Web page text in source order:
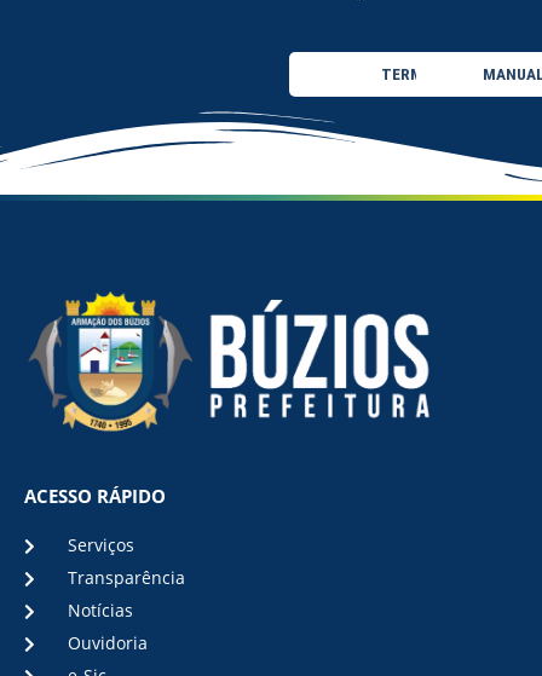
TERMO DE USO
ACESSO RÁPIDO
Serviços
Transparência
Notícias
Ouvidoria